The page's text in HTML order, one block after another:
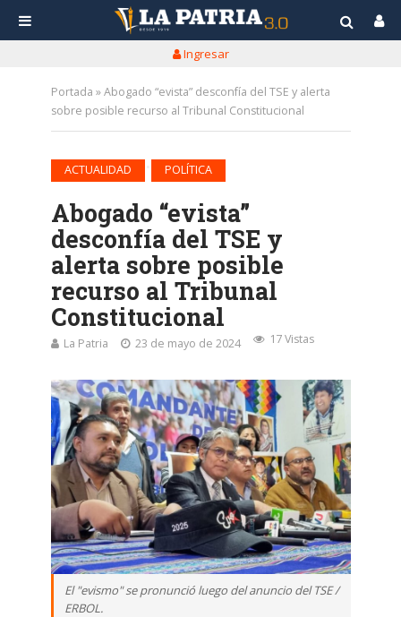
Ingresar
Portada »Abogado “evista” desconfía del TSE y alerta
sobre posible recurso al Tribunal Constitucional
ACTUALIDAD POLÍTICA
Abogado “evista”
desconfía del TSE y
alerta sobre posible
recurso al Tribunal
Constitucional
La Patria 23 de mayo de 2024 17 Vistas
El "evismo" se pronunció luego del anuncio del TSE /
ERBOL.